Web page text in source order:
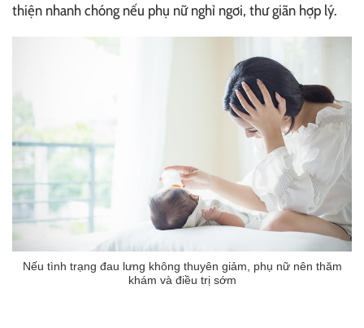
thiện nhanh chóng nếu phụ nữ nghỉ ngơi, thư giãn hợp lý.
Nếu tình trạng đau lưng không thuyên giảm, phụ nữ nên thăm
khám và điều trị sớm